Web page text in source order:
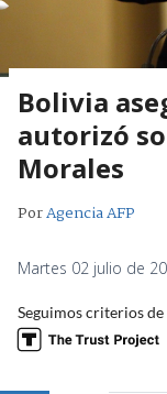
Bolivia
autorizó
Morales
PorAgencia AFP
Martes 02 julio de
Seguimos criterios de